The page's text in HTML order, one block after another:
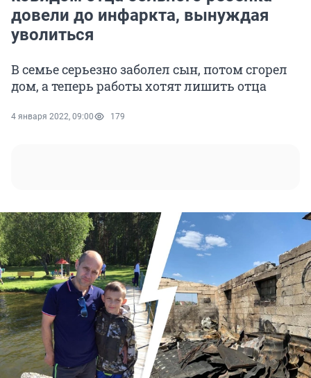
довели до инфаркта, вынуждая
уволиться
В семье серьезно заболел сын, потом сгорел
дом, а теперь работы хотят лишить отца
4 января 2022, 09:00 179